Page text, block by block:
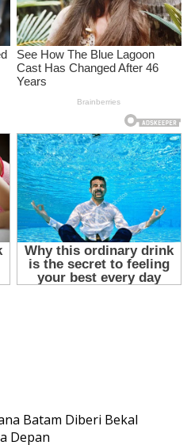
Batam Diberi Bekal
Depan